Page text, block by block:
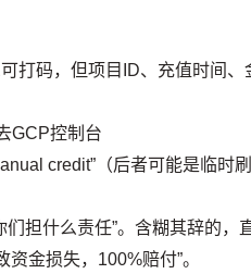
打码，但项目ID、充值时间、
GCP控制台
credit”（后者可能是临时刷
们担什么责任”。含糊其辞的，
金损失，100%赔付”。